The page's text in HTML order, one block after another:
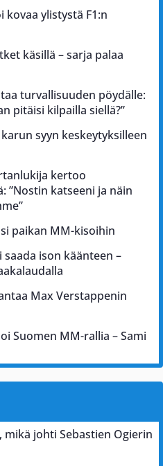
kovaa ylistystä F1:n
käsillä – sarja palaa
turvallisuuden pöydälle:
pitäisi kilpailla siellä?”
syyn keskeytyksilleen
kertoo
”Nostin katseeni ja näin
paikan MM-kisoihin
ison käänteen –
Max Verstappenin
Suomen MM-rallia – Sami
johti Sebastien Ogierin